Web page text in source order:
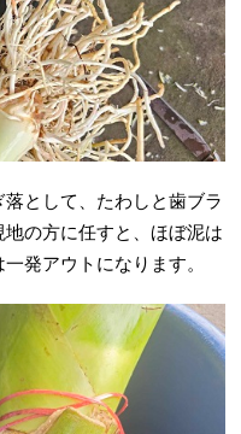
として、たわしと歯ブラ
の方に任すと、ほぼ泥は
発アウトになります。